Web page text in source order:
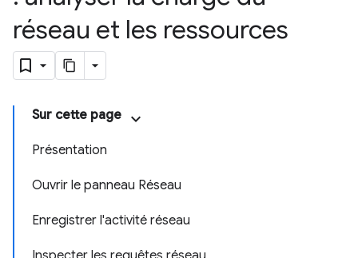
réseau et les ressources
Sur cette page
Présentation
Ouvrir le panneau Réseau
Enregistrer l'activité réseau